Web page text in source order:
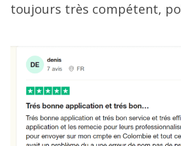
toujours très compétent,